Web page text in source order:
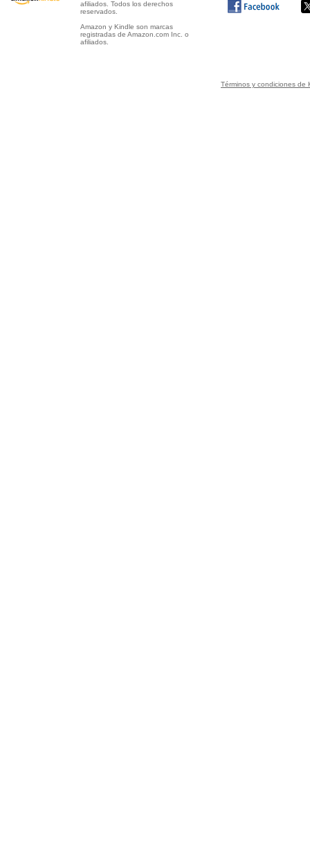
afiliados. Todos los derechos
reservados.
Amazon y Kindle son marcas
registradas de Amazon.com Inc. o
afiliados.
Términos y condiciones de